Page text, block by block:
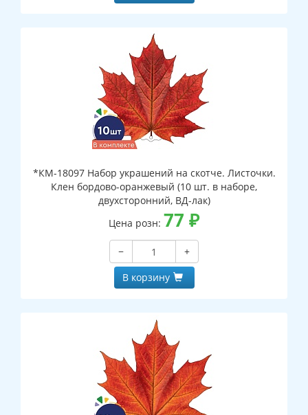
*КМ-18097 Набор украшений на скотче. Листочки.
Клен бордово-оранжевый (10 шт. в наборе,
двухсторонний, ВД-лак)
Цена розн: 77 ₽
−
+
В корзину